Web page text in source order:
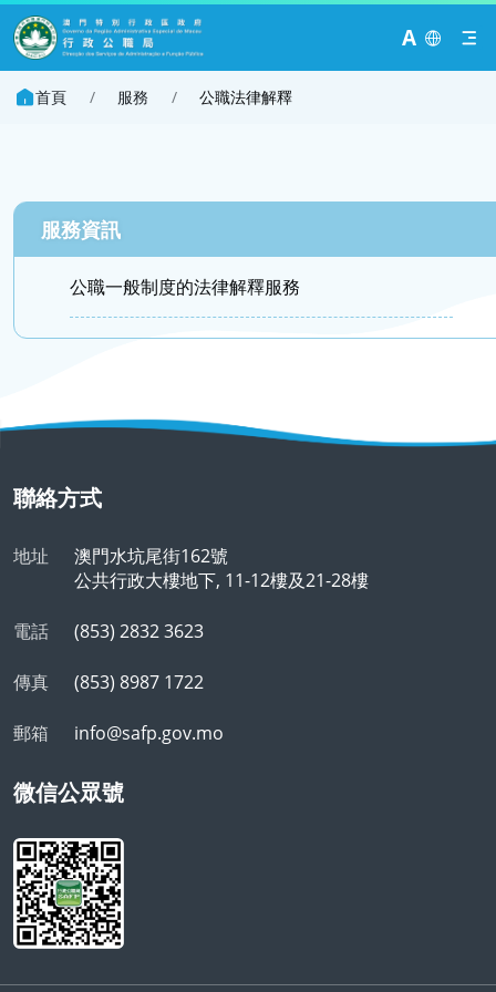
A
首頁 / 服務 / 公職法律解釋
服務資訊
公職一般制度的法律解釋服務
聯絡方式
地址
澳門水坑尾街162號
公共行政大樓地下, 11-12樓及21-28樓
電話 (853) 2832 3623
傳真 (853) 8987 1722
郵箱 info@safp.gov.mo
微信公眾號